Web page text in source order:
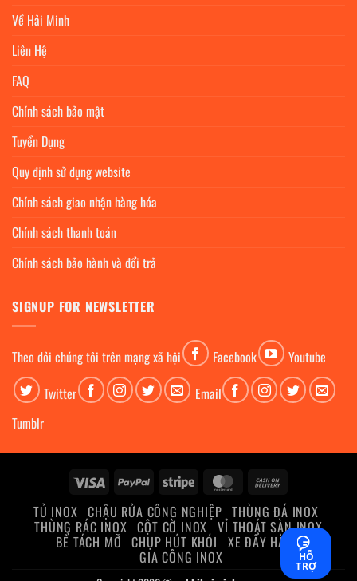
Về Hải Minh
Liên Hệ
FAQ
Chính sách bảo mật
Tuyển Dụng
Quy định sử dụng website
Chính sách giao nhận hàng hóa
Chính sách thanh toán
Chính sách bảo hành và đổi trả
SIGNUP FOR NEWSLETTER
Theo dỏi chúng tôi trên mạng xã hội Facebook
Youtube
Twitter
Email
Tumblr
Visa PayPal Stripe MasterCard
Delivery
TỦ INOX CHẬU RỬA CÔNG NGHIỆP THÙNG ĐÁ INOX
THÙNG RÁC INOX CỘT CỜ INOX VỈ THOÁT SÀN INOX
BỂ TÁCH MỠ CHỤP HÚT KHÓI XE ĐẨY HÀNG
GIA CÔNG INOX HỖ
TRỢ